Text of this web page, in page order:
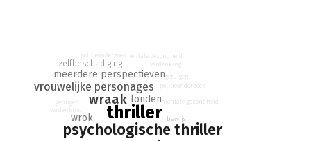
helemaal eerlijk geweest tegen de politie.
Drie vrouwen die elkaar niet kennen, met elk een andere
relatie tot de vermoorde jongen. Drie vrouwen die – om
verschillende redenen – vol wrok zitten. Die, zich ervan bewust
of niet, branden van verlangen om het onrecht dat hen is
aangedaan te wreken. En waar het wraak betreft, kunnen ook
thriller
psychologische thriller
wraak
vrouwelijke personages
londen
wrok
meerdere perspectieven
zelfbeschadiging
bewijs
verdenking
getuigen
politieonderzoek
mentale gezondheid
verdenking
getuigen
politieonderzoek
mentale gezondheid